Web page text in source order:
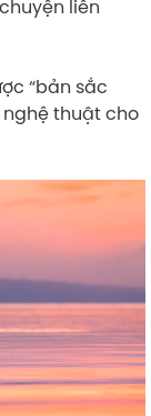
liền
“bản sắc
thuật cho